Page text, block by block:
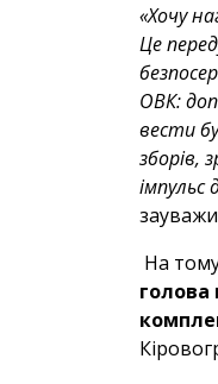
«Хочу
Це
ОВК:
вести
зборів,
На
голова